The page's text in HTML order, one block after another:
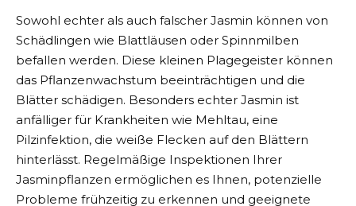
Sowohl echter als auch falscher Jasmin können von
Schädlingen wie Blattläusen oder Spinnmilben
befallen werden. Diese kleinen Plagegeister können
das Pflanzenwachstum beeinträchtigen und die
Blätter schädigen. Besonders echter Jasmin ist
anfälliger für Krankheiten wie Mehltau, eine
Pilzinfektion, die weiße Flecken auf den Blättern
hinterlässt. Regelmäßige Inspektionen Ihrer
Jasminpflanzen ermöglichen es Ihnen, potenzielle
Probleme frühzeitig zu erkennen und geeignete